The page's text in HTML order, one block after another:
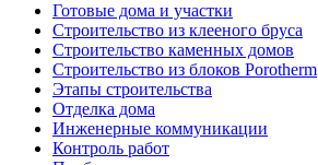
Готовые дома и участки
Строительство из клееного бруса
Строительство каменных домов
Строительство из блоков Porotherm
Этапы строительства
Отделка дома
Инженерные коммуникации
Контроль работ